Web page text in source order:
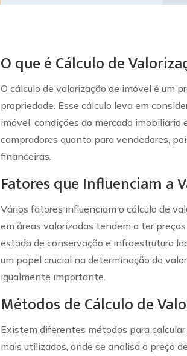
O que é Cálculo de
O cálculo de valorização de imóvel é um
propriedade. Esse cálculo leva em
imóvel, condições do mercado
compradores quanto para vendedores,
financeiras.
Fatores que Influenciam a
Vários fatores influenciam o cálculo de
em áreas valorizadas tendem a ter
estado de conservação e infraestrutura
um papel crucial na determinação do
igualmente importante.
Métodos de Cálculo de
Existem diferentes métodos para
mais utilizados, onde se analisa o preço